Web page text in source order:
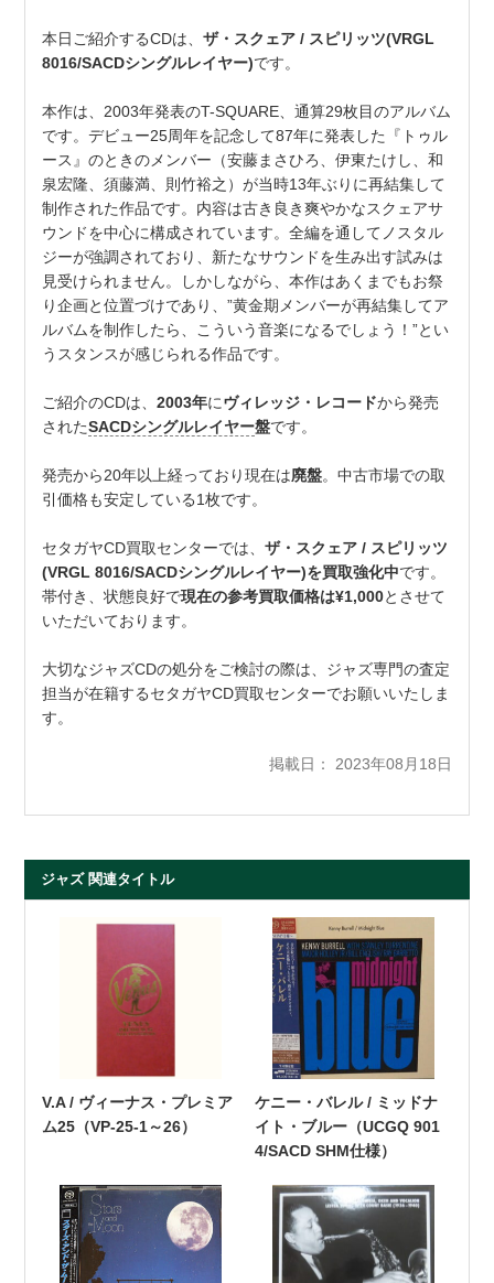
本日ご紹介するCDは、ザ・スクェア / スピリッツ(VRGL
8016/SACDシングルレイヤー)です。
本作は、2003年発表のT-SQUARE、通算29枚目のアルバム
です。デビュー25周年を記念して87年に発表した『トゥル
ース』のときのメンバー（安藤まさひろ、伊東たけし、和
泉宏隆、須藤満、則竹裕之）が当時13年ぶりに再結集して
制作された作品です。内容は古き良き爽やかなスクェアサ
ウンドを中心に構成されています。全編を通してノスタル
ジーが強調されており、新たなサウンドを生み出す試みは
見受けられません。しかしながら、本作はあくまでもお祭
り企画と位置づけであり、”黄金期メンバーが再結集してア
ルバムを制作したら、こういう音楽になるでしょう！”とい
うスタンスが感じられる作品です。
ご紹介のCDは、2003年にヴィレッジ・レコードから発売
されたSACDシングルレイヤー盤です。
発売から20年以上経っており現在は廃盤。中古市場での取
引価格も安定している1枚です。
セタガヤCD買取センターでは、ザ・スクェア / スピリッツ
(VRGL 8016/SACDシングルレイヤー)を買取強化中です。
帯付き、状態良好で現在の参考買取価格は¥1,000とさせて
いただいております。
大切なジャズCDの処分をご検討の際は、ジャズ専門の査定
担当が在籍するセタガヤCD買取センターでお願いいたしま
す。
掲載日： 2023年08月18日
ジャズ 関連タイトル
V.A / ヴィーナス・プレミア
ム25（VP-25-1～26）
ケニー・バレル / ミッドナ
イト・ブルー（UCGQ 901
4/SACD SHM仕様）